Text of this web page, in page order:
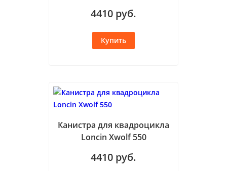
4410 руб.
Канистра для квадроцикла
Loncin Xwolf 550
4410 руб.